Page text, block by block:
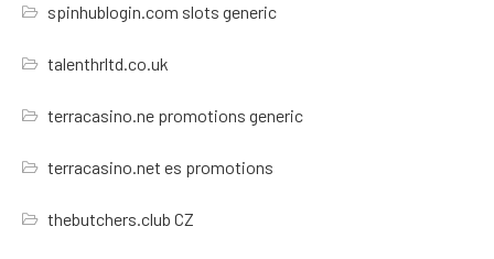
spinhublogin.com slots generic
talenthrltd.co.uk
terracasino.ne promotions generic
terracasino.net es promotions
thebutchers.club CZ